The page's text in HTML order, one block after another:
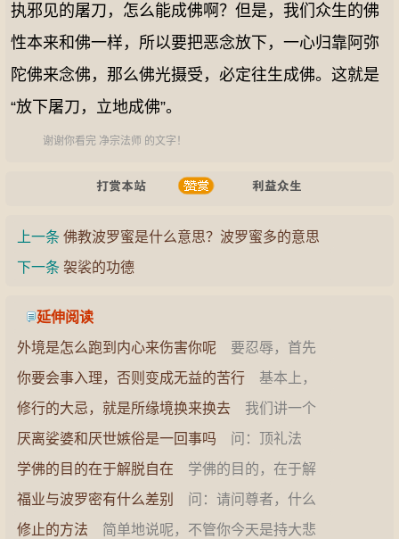
执邪见的屠刀，怎么能成佛啊？但是，我们众生的佛
性本来和佛一样，所以要把恶念放下，一心归靠阿弥
陀佛来念佛，那么佛光摄受，必定往生成佛。这就是
“放下屠刀，立地成佛”。
谢谢你看完 净宗法师 的文字！
上一条 佛教波罗蜜是什么意思？波罗蜜多的意思
下一条 袈裟的功德
延伸阅读
外境是怎么跑到内心来伤害你呢 要忍辱，首先
你要对你内心的相状有所了解。相状是很重要的
你要会事入理，否则变成无益的苦行 基本上，
坛场每一个供品都有它的表法，有那个道理在事
修行的大忌，就是所缘境换来换去 我们讲一个
山羊的故事，诸位体会一下。说有一只山羊，这
厌离娑婆和厌世嫉俗是一回事吗 问：顶礼法
师。厌离娑婆的厌和厌世嫉俗的厌是一回事吗？
学佛的目的在于解脱自在 学佛的目的，在于解
脱、自在。而不少人，学佛之后，处处受束缚，
福业与波罗密有什么差别
问：请问尊者，什么
是福业？什么是波罗密？它们两者之间有什么差
修止的方法 简单地说呢，不管你今天是持大悲